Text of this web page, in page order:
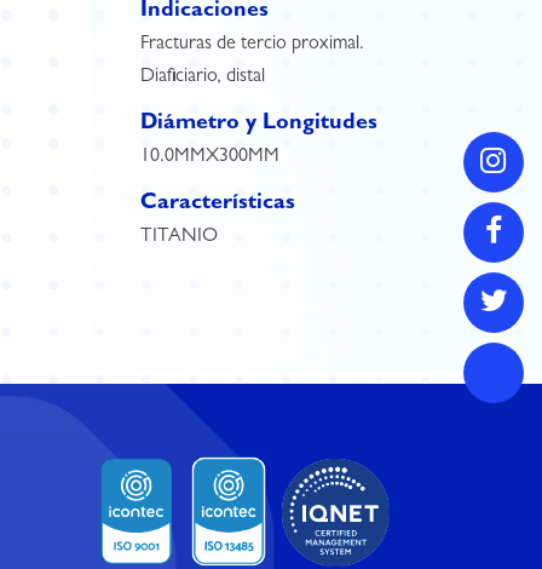
Indicaciones
Fracturas de tercio proximal.
Diaficiario, distal
Diámetro y Longitudes
10.0MMX300MM
Características
TITANIO